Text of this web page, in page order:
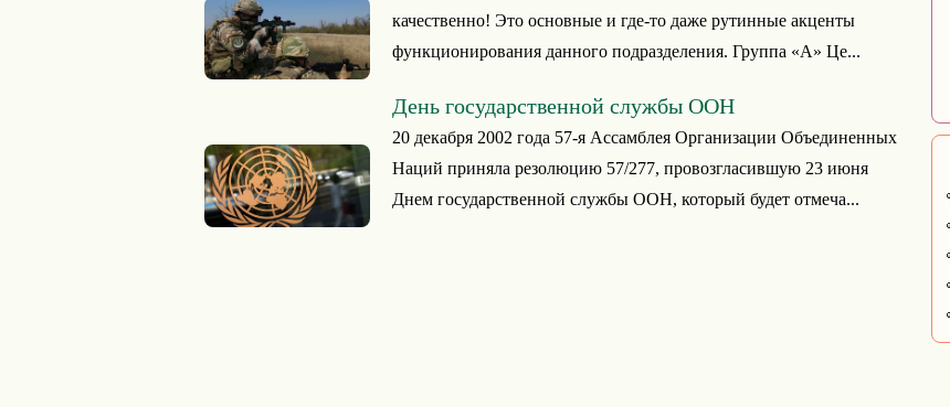
качественно! Это основные и где-то даже рутинные акценты
функционирования данного подразделения. Группа «А» Це...
День государственной службы ООН
20 декабря 2002 года 57-я Ассамблея Организации Объединенных
Наций приняла резолюцию 57/277, провозгласившую 23 июня
Днем государственной службы ООН, который будет отмеча...